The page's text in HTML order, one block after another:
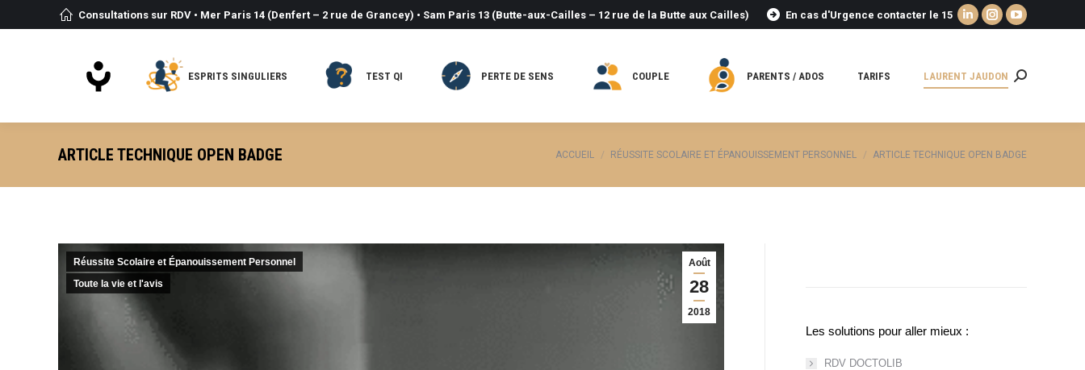
Consultations sur RDV • Mer Paris 14 (Denfert – 2 rue de Grancey) • Sam Paris 13 (Butte-aux-Cailles – 12 rue de la Butte aux Cailles) En cas d'Urgence contacter le 15
La
s'ouvre
nouvelle
La
Instagram
s'ouvre
nouvelle
La
YouTube
nouvelle
ESPRITS SINGULIERS TEST QI PERTE DE SENS COUPLE PARENTS / ADOS TARIFS LAURENT JAUDON Recherche
ARTICLE TECHNIQUE OPEN BADGE Vous êtes ici :
ACCUEIL RÉUSSITE SCOLAIRE ET ÉPANOUISSEMENT PERSONNEL ARTICLE TECHNIQUE OPEN BADGE
Août
28
2018
Réussite Scolaire et Épanouissement Personnel
Toute la vie et l'avis
Les solutions pour aller mieux :
RDV DOCTOLIB